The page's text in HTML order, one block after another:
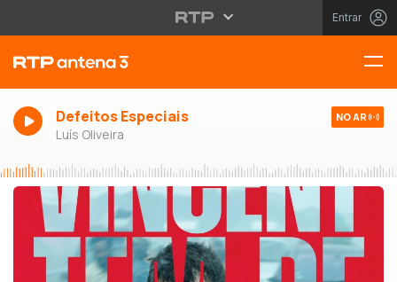
Entrar
Defeitos Especiais
Luís Oliveira
NO AR